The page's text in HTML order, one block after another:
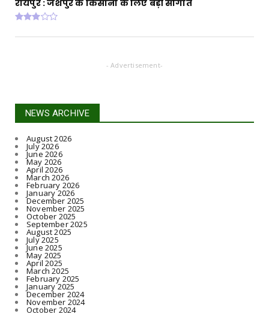
रायपुर : जशपुर के किसानों के लिए बड़ी सौगात
- Advertisement-
NEWS ARCHIVE
August 2026
July 2026
June 2026
May 2026
April 2026
March 2026
February 2026
January 2026
December 2025
November 2025
October 2025
September 2025
August 2025
July 2025
June 2025
May 2025
April 2025
March 2025
February 2025
January 2025
December 2024
November 2024
October 2024